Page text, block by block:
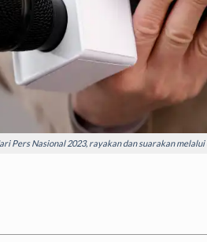
Pers Nasional 2023, rayakan dan suarakan